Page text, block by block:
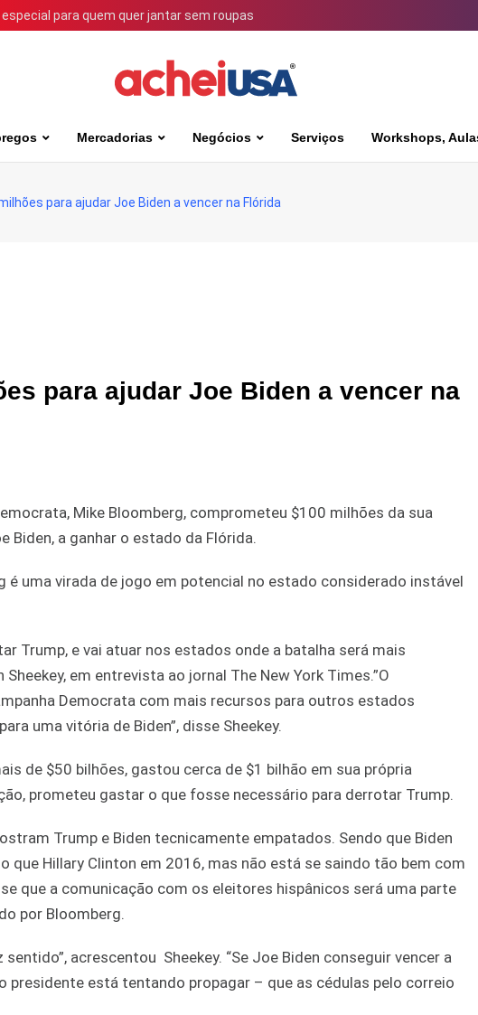
para quem quer jantar sem roupas
Mercadorias Negócios Serviços Workshops,
para ajudar Joe Biden a vencer na Flórida
para ajudar Joe Biden a vencer na
Mike Bloomberg, comprometeu $100 milhões da sua
a ganhar o estado da Flórida.
uma virada de jogo em potencial no estado considerado instável
Trump, e vai atuar nos estados onde a batalha será mais
em entrevista ao jornal The New York Times.”O
Democrata com mais recursos para outros estados
uma vitória de Biden”, disse Sheekey.
de $50 bilhões, gastou cerca de $1 bilhão em sua própria
prometeu gastar o que fosse necessário para derrotar Trump.
Trump e Biden tecnicamente empatados. Sendo que Biden
Hillary Clinton em 2016, mas não está se saindo tão bem com
que a comunicação com os eleitores hispânicos será uma parte
por Bloomberg.
acrescentou Sheekey. “Se Joe Biden conseguir vencer a
presidente está tentando propagar – que as cédulas pelo correio